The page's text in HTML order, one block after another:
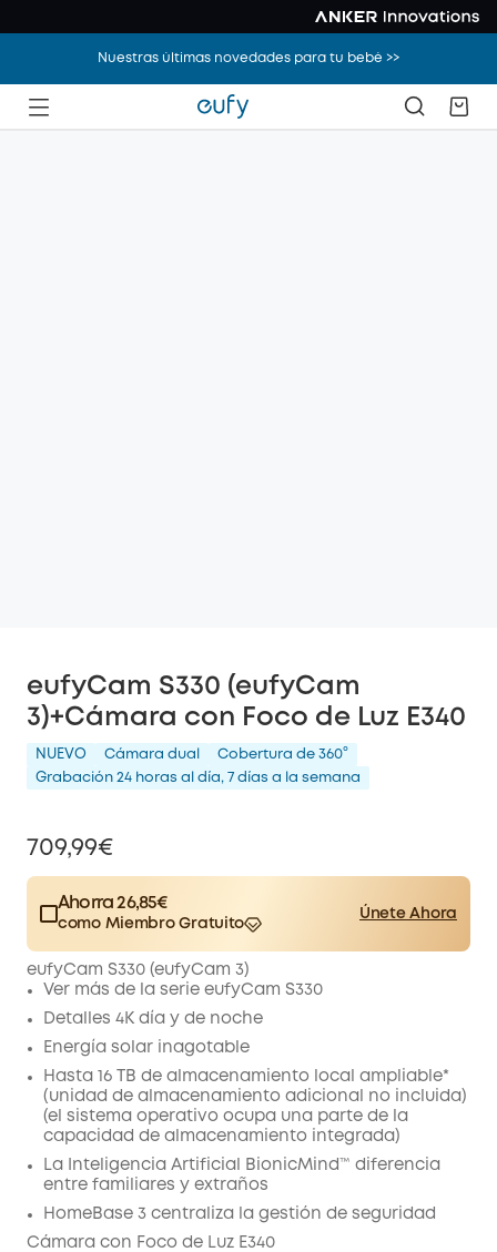
Nuestras últimas novedades para tu bebé >>
eufyCam S330 (eufyCam
3)+Cámara con Foco de Luz E340
NUEVO Cámara dual
Cobertura de 360°
Grabación 24 horas al día, 7 días a la semana
709,99€
Ahorra 26,85€
como Miembro Gratuito
Únete Ahora
$15.00 /mes
Save 26,85€ Now
worth more than 26,85€
Other Benefits
eufyCam S330 (eufyCam 3)
Ver más de la serie eufyCam S330
Detalles 4K día y de noche
Energía solar inagotable
Hasta 16 TB de almacenamiento local ampliable*
(unidad de almacenamiento adicional no incluida)
(el sistema operativo ocupa una parte de la
capacidad de almacenamiento integrada)
La Inteligencia Artificial BionicMind™ diferencia
entre familiares y extraños
HomeBase 3 centraliza la gestión de seguridad
Cámara con Foco de Luz E340